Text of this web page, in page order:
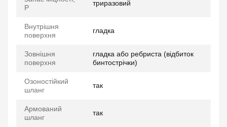
P
триразовий
Внутрішня
поверхня
гладка
Зовнішня
поверхня
гладка або ребриста (відбиток
бинтострічки)
Озоностійкий
шланг
так
Армований
шланг
так